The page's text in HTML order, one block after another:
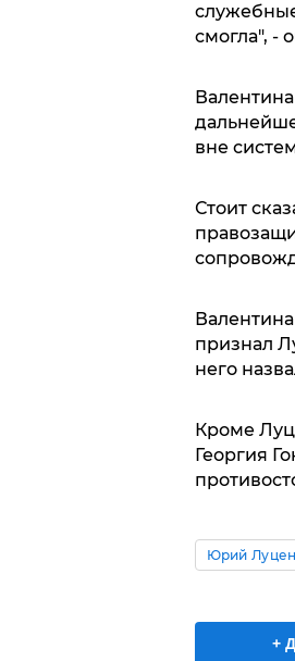
смогла", -
вне
Стоит
признал
него
Кроме
Георгия
Юрий
+